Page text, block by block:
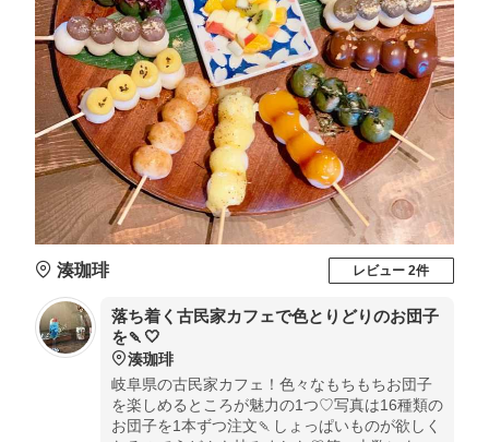
湊珈琲 レビュー 2件
落ち着く古民家カフェで色とりどりのお団子
を🍡🤍
湊珈琲
岐阜県の古民家カフェ！色々なもちもちお団子
を楽しめるところが魅力の1つ♡写真は16種類の
お団子を1本ずつ注文🍡しょっぱいものが欲しく